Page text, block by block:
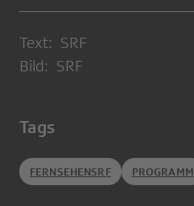
Text: SRF
Bild: SRF
Tags
FERNSEHENSRF PROGRAMM